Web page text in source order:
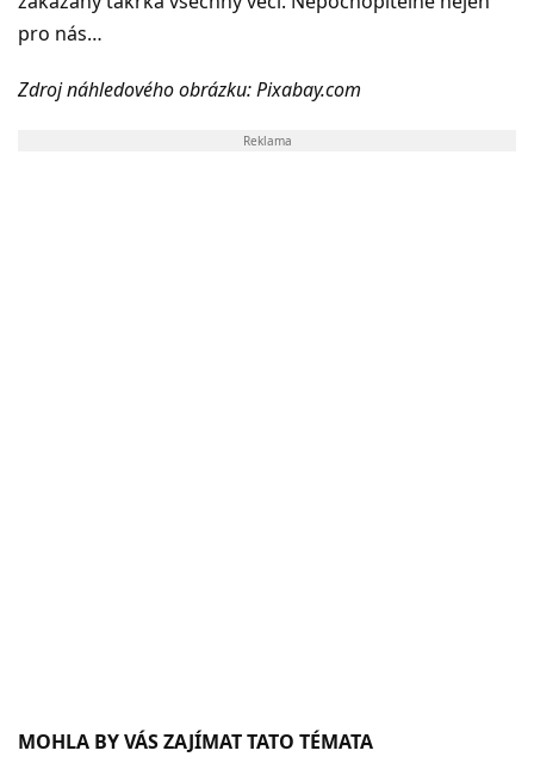
pro nás…
Zdroj náhledového obrázku: Pixabay.com
Reklama
MOHLA BY VÁS ZAJÍMAT TATO TÉMATA